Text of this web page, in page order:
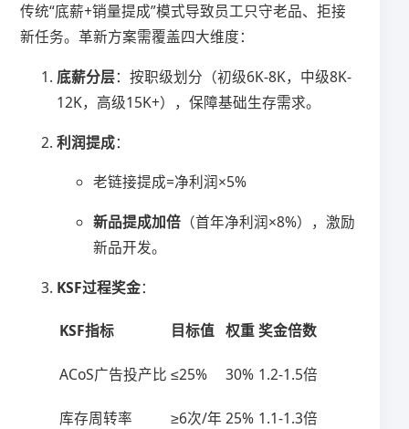
传统“底薪+销量提成”模式导致员工只守老品、拒接
新任务。革新方案需覆盖四大维度：
​底薪分层​​：按职级划分（初级6K-8K，中级8K-
12K，高级15K+），保障基础生存需求。
​利润提成​​：
老链接提成=净利润×5%
​新品提成加倍​ ​（首年净利润×8%），激励
新品开发。
​KSF过程奖金​​：
KSF指标 目标值 权重奖金倍数
ACoS广告投产比 ≤25% 30% 1.2-1.5倍
库存周转率 ≥6次/年 25% 1.1-1.3倍